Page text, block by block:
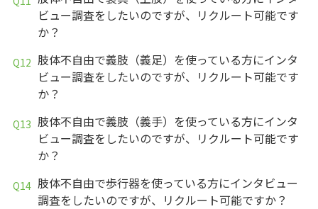
ビュー調査をしたいのですが、リクルート可能です
か？
肢体不自由で義肢（義足）を使っている方にインタ
ビュー調査をしたいのですが、リクルート可能です
か？
肢体不自由で義肢（義手）を使っている方にインタ
ビュー調査をしたいのですが、リクルート可能です
か？
肢体不自由で歩行器を使っている方にインタビュー
調査をしたいのですが、リクルート可能ですか？